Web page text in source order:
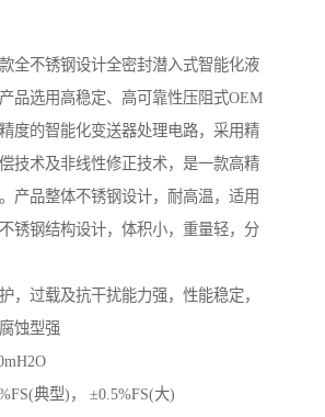
全不锈钢设计全密封潜入式智能化液
品选用高稳定、高可靠性压阻式OEM
度的智能化变送器处理电路，采用精
技术及非线性修正技术，是一款高精
产品整体不锈钢设计，耐高温，适用
锈钢结构设计，体积小，重量轻，分
，过载及抗干扰能力强，性能稳定，
蚀型强
典型)， ±0.5%FS(大)